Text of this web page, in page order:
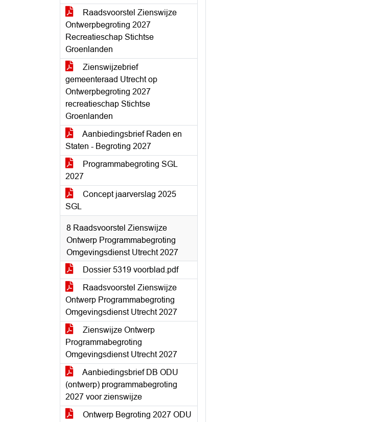
Raadsvoorstel Zienswijze
Ontwerpbegroting 2027
Recreatieschap Stichtse
Groenlanden
Zienswijzebrief
gemeenteraad Utrecht op
Ontwerpbegroting 2027
recreatieschap Stichtse
Groenlanden
Aanbiedingsbrief Raden en
Staten - Begroting 2027
Programmabegroting SGL
2027
Concept jaarverslag 2025
SGL
8 Raadsvoorstel Zienswijze
Ontwerp Programmabegroting
Omgevingsdienst Utrecht 2027
Dossier 5319 voorblad.pdf
Raadsvoorstel Zienswijze
Ontwerp Programmabegroting
Omgevingsdienst Utrecht 2027
Zienswijze Ontwerp
Programmabegroting
Omgevingsdienst Utrecht 2027
Aanbiedingsbrief DB ODU
(ontwerp) programmabegroting
2027 voor zienswijze
Ontwerp Begroting 2027 ODU